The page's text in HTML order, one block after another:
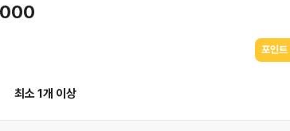
포인
최소 1개 이상